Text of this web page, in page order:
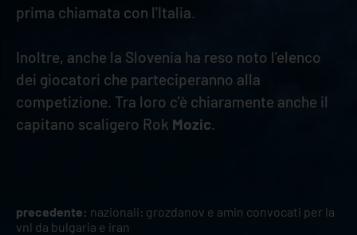
prima chiamata con l'Italia.
Inoltre, anche la Slovenia ha reso noto l'elenco
dei giocatori che parteciperanno alla
competizione. Tra loro c'è chiaramente anche il
capitano scaligero Rok Mozic
precedente: nazionali: grozdanov e amin convocati per la
vnl da bulgaria e iran